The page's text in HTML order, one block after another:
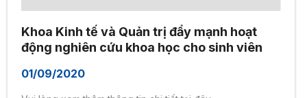
Khoa Kinh tế và Quản trị đẩy mạnh hoạt
động nghiên cứu khoa học cho sinh viên
01/09/2020